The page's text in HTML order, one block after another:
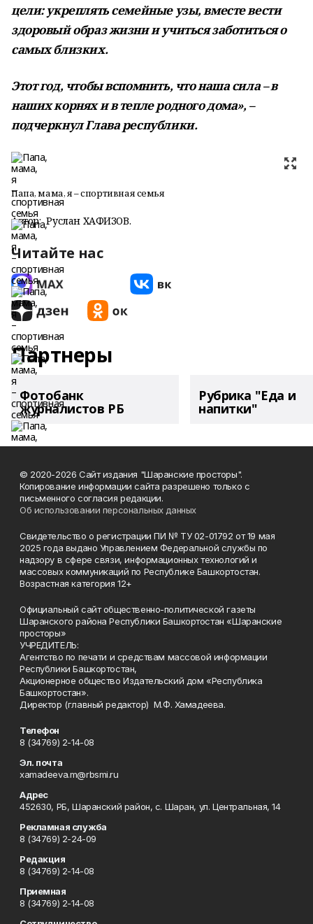
цели: укреплять семейные узы, вместе вести
здоровый образ жизни и учиться заботиться о
самых близких.
Этот год, чтобы вспомнить, что наша сила – в
наших корнях и в тепле родного дома», –
подчеркнул Глава республики.
Папа, мама, я – спортивная семья
Автор: Руслан ХАФИЗОВ.
Читайте нас
Партнеры
Фотобанк
журналистов РБ
Рубрика "Еда и
напитки"
© 2020-2026 Сайт издания "Шаранские просторы".
Копирование информации сайта разрешено только с
письменного согласия редакции.
Об использовании персональных данных
Свидетельство о регистрации ПИ № ТУ 02-01792 от 19 мая
2025 года выдано Управлением Федеральной службы по
надзору в сфере связи, информационных технологий и
массовых коммуникаций по Республике Башкортостан.
Возрастная категория 12+
Официальный сайт общественно-политической газеты
Шаранского района Республики Башкортостан «Шаранские
просторы»
УЧРЕДИТЕЛЬ:
Агентство по печати и средствам массовой информации
Республики Башкортостан,
Акционерное общество Издательский дом «Республика
Башкортостан».
Директор (главный редактор) М.Ф. Хамадеева.
Телефон
8 (34769) 2-14-08
Эл. почта
xamadeeva.m@rbsmi.ru
Адрес
452630, РБ, Шаранский район, с. Шаран, ул. Центральная, 14
Рекламная служба
8 (34769) 2-24-09
Редакция
8 (34769) 2-14-08
Приемная
8 (34769) 2-14-08